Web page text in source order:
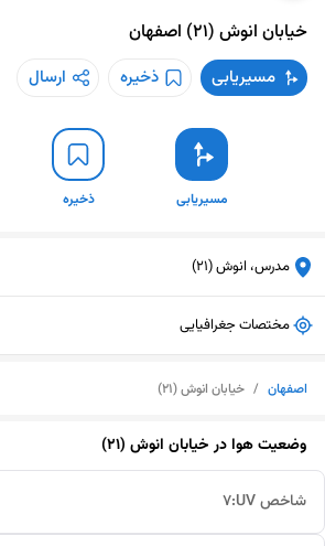
خیابان انوش (21) اصفهان
مسیریابی ذخیره ارسال
مسیریابی ذخیره
مدرس، انوش (21)
مختصات جغرافیایی
اصفهان / خیابان انوش (21)
وضعیت هوا درخیابان انوش (21)
شاخص UV: 7